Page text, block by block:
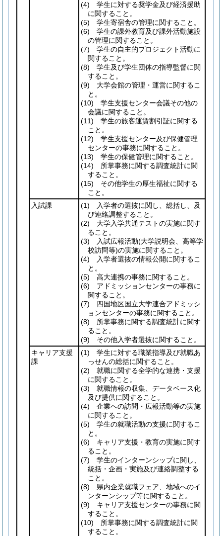
(4) 学生に対する奨学金及び経済援助
に関すること。
(5) 学生寄宿舎の管理に関すること。
(6) 学生の課外教育及び課外活動施設
の管理に関すること。
(7) 学生の自主的プロジェクト活動に
関すること。
(8) 学生及び学生団体の指導監督に関
すること。
(9) 大学会館の管理・運営に関するこ
と。
(10) 学生支援センター会議その他の
会議に関すること。
(11) 学生の旅客運賃割引証に関する
こと。
(12) 学生支援センター及び保健管理
センターの事務に関すること。
(13) 学生の保健管理に関すること。
(14) 所掌事務に関する調査統計に関
すること。
(15) その他学生の厚生福祉に関する
こと。
入試課
(1) 入学者の選抜に関し、総括し、及
び連絡調整すること。
(2) 大学入学共通テストの実施に関す
ること。
(3) 入試広報活動(大学説明会、高等学
校訪問等)の実施に関すること。
(4) 入学者選抜の情報公開に関するこ
と。
(5) 高大連携の事務に関すること。
(6) アドミッションセンターの事務に
関すること。
(7) 四国地区国立大学連合アドミッシ
ョンセンターの事務に関すること。
(8) 所掌事務に関する調査統計に関す
ること。
(9) その他入学者選抜に関すること。
キャリア支援
課
(1) 学生に対する職業指導及び就職あ
っせんの総括に関すること。
(2) 就職に関する全学的な連携・支援
に関すること。
(3) 就職情報の収集、データベース化
及び提供に関すること。
(4) 企業への訪問・広報活動等の実施
に関すること。
(5) 学生の就職活動の支援に関するこ
と。
(6) キャリア支援・教育の実施に関す
ること。
(7) 学生のインターンシップに関し、
統括・企画・実施及び連絡調整する
こと。
(8) 県内企業就職フェア、地域へのイ
ンターンシップ等に関すること。
(9) キャリア支援センターの事務に関
すること。
(10) 所掌事務に関する調査統計に関
すること。